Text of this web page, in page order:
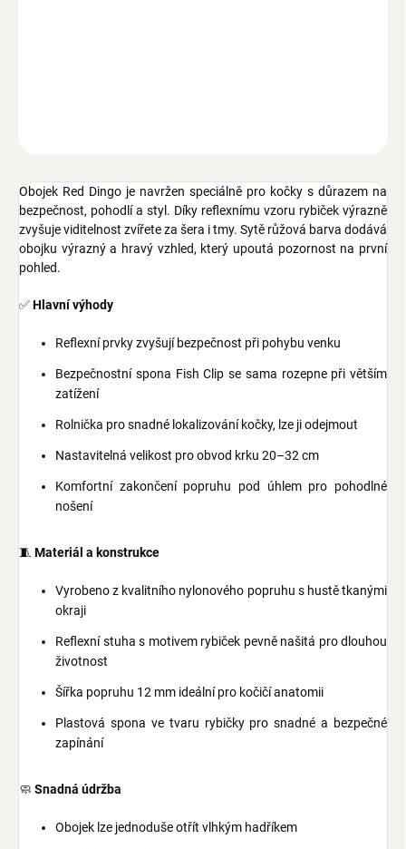
Obojek Red Dingo je navržen speciálně pro kočky s důrazem na
bezpečnost, pohodlí a styl. Díky reflexnímu vzoru rybiček výrazně
zvyšuje viditelnost zvířete za šera i tmy. Sytě růžová barva dodává
obojku výrazný a hravý vzhled, který upoutá pozornost na první
pohled.
✅Hlavní výhody
Reflexní prvky zvyšují bezpečnost při pohybu venku
Bezpečnostní spona Fish Clip se sama rozepne při větším
zatížení
Rolnička pro snadné lokalizování kočky, lze ji odejmout
Nastavitelná velikost pro obvod krku 20–32 cm
Komfortní zakončení popruhu pod úhlem pro pohodlné
nošení
🧵Materiál a konstrukce
Vyrobeno z kvalitního nylonového popruhu s hustě tkanými
okraji
Reflexní stuha s motivem rybiček pevně našitá pro dlouhou
životnost
Šířka popruhu 12 mm ideální pro kočičí anatomii
Plastová spona ve tvaru rybičky pro snadné a bezpečné
zapínání
🧼 Snadná údržba
Obojek lze jednoduše otřít vlhkým hadříkem